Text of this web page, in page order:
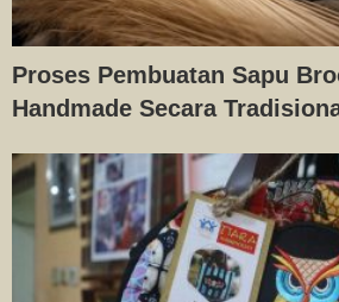
Proses Pembuatan Sapu
Handmade Secara